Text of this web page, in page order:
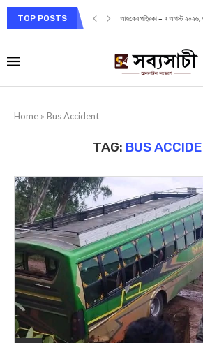
TOP POSTS আজকের পত্রিকা – ৭ আগস্ট ২০২৬,
Home » Bus Accident
TAG: BUS